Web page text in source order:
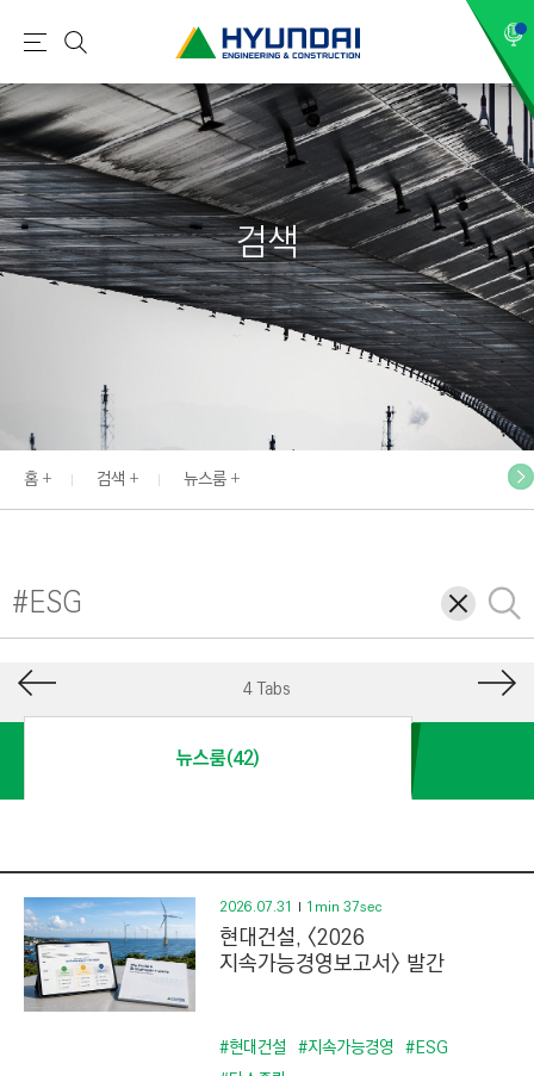
현
건
설
(
H
Y
U
N
E
N
I
N
O
N
S
T
R
메
뉴
검
색
검색
홈 검색 뉴스룸
삭
제
검
색
4 Tabs
뉴스룸(42)
2026.07.31 1min 37sec
현대건설, <2026
지속가능경영보고서> 발간
#현대건설 #지속가능경영 #ESG